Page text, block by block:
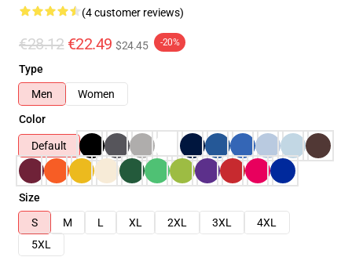
(4 customer reviews)
€28.12 €22.49 $24.45 -20%
Type
Men
Women
Color
Default
Size
S
M L XL 2XL 3XL
4XL
5XL